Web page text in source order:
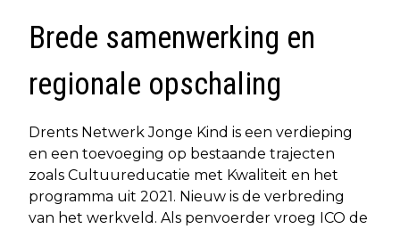
Brede samenwerking en
regionale opschaling
Drents Netwerk Jonge Kind is een verdieping
en een toevoeging op bestaande trajecten
zoals Cultuureducatie met Kwaliteit en het
programma uit 2021. Nieuw is de verbreding
van het werkveld. Als penvoerder vroeg ICO de